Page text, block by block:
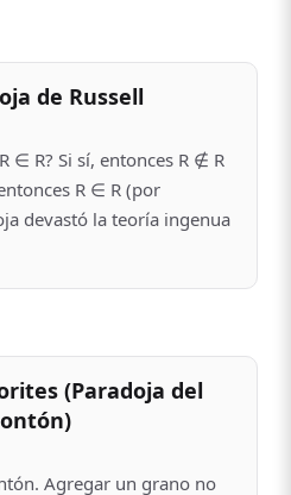
de Russell
∈ R? Si sí, entonces R ∉ R
R ∈ R (por
devastó la teoría ingenua
(Paradoja del
Agregar un grano no